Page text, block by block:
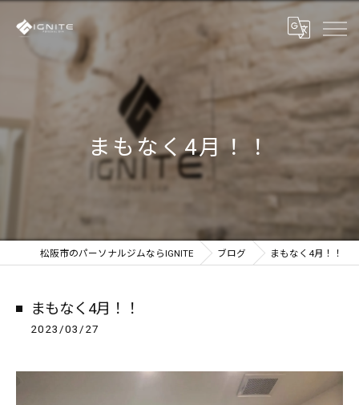
まもなく4月！！
松阪市のパーソナルジムならIGNITE ブログ まもなく4月！！
まもなく4月！！
2023/03/27